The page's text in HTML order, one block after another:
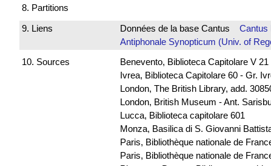
8. Partitions
9. Liens
Données de la base Cantus Cantus
Antiphonale Synopticum (Univ. of
10. Sources
Benevento, Biblioteca Capitolare V 21
Ivrea, Biblioteca Capitolare 60 - Gr.
London, The British Library, add.
London, British Museum - Ant.
Lucca, Biblioteca capitolare 601
Monza, Basilica di S. Giovanni
Paris, Bibliothèque nationale de
Paris, Bibliothèque nationale de